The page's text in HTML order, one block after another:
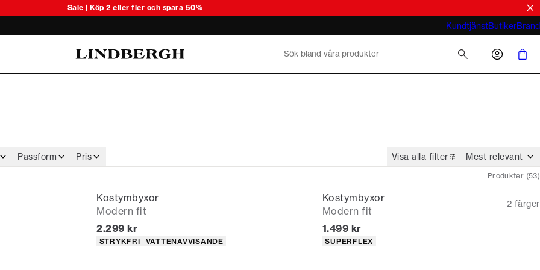
Sale | Köp 2 eller fler och spara 50%
KundtjänstButikerBrand
Upptäck säsongens lätta stickade tröjor
Vad menar du med business casual för
Passform Pris Visa alla filter
Produkter (53)
Kostymbyxor
Modern fit
Nuvarande pris
2.299 kr
Produktattribut
STRYKFRI VATTENAVVISANDE
Kostymbyxor
Modern fit
2 färger
Nuvarande pris
1.499 kr
Produktattribut
SUPERFLEX